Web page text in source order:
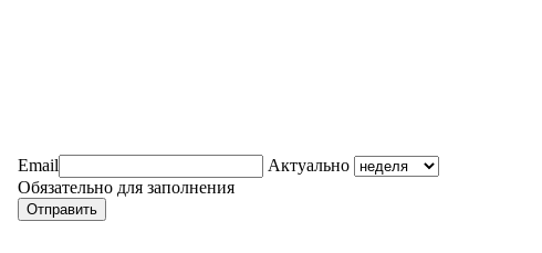
Email
Актуально
Обязательно для заполнения
Отправить